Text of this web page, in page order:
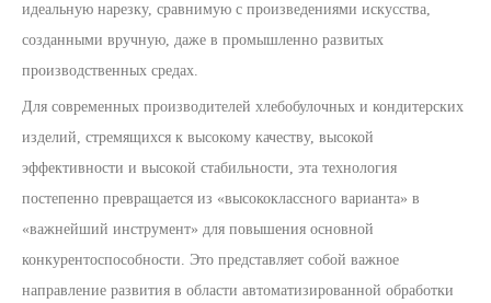
идеальную нарезку, сравнимую с произведениями искусства,
созданными вручную, даже в промышленно развитых
производственных средах.
Для современных производителей хлебобулочных и кондитерских
изделий, стремящихся к высокому качеству, высокой
эффективности и высокой стабильности, эта технология
постепенно превращается из «высококлассного варианта» в
«важнейший инструмент» для повышения основной
конкурентоспособности. Это представляет собой важное
направление развития в области автоматизированной обработки